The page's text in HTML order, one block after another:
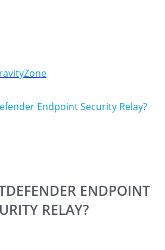
Endpoint Security Relay?
ENDPOINT
RELAY?